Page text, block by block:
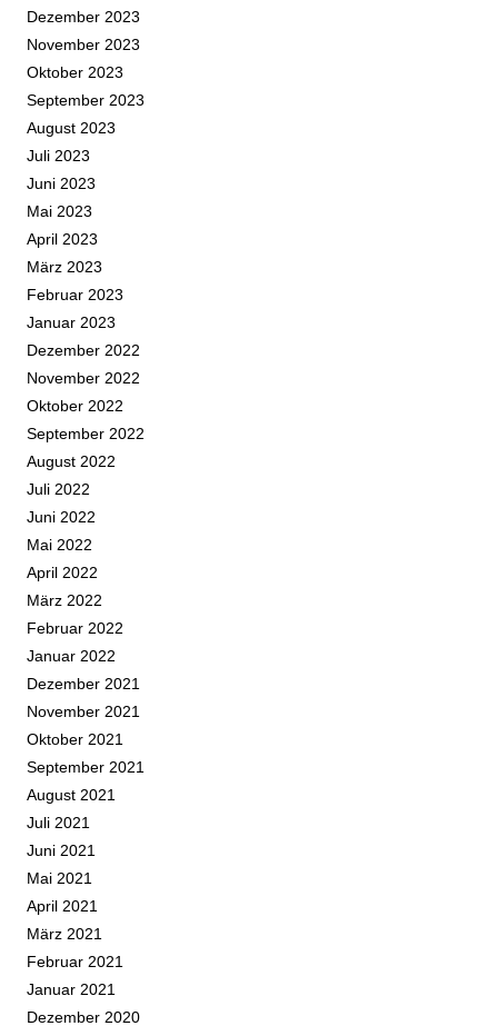
Dezember 2023
November 2023
Oktober 2023
September 2023
August 2023
Juli 2023
Juni 2023
Mai 2023
April 2023
März 2023
Februar 2023
Januar 2023
Dezember 2022
November 2022
Oktober 2022
September 2022
August 2022
Juli 2022
Juni 2022
Mai 2022
April 2022
März 2022
Februar 2022
Januar 2022
Dezember 2021
November 2021
Oktober 2021
September 2021
August 2021
Juli 2021
Juni 2021
Mai 2021
April 2021
März 2021
Februar 2021
Januar 2021
Dezember 2020